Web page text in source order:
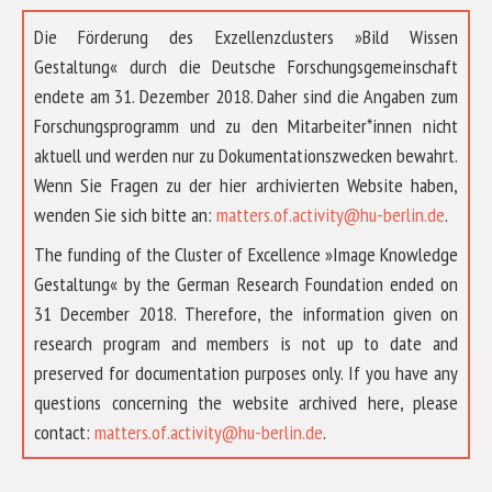
Die Förderung des Exzellenzclusters »Bild Wissen
Gestaltung« durch die Deutsche Forschungsgemeinschaft
endete am 31. Dezember 2018. Daher sind die Angaben zum
Forschungsprogramm und zu den Mitarbeiter*innen nicht
aktuell und werden nur zu Dokumentationszwecken bewahrt.
Wenn Sie Fragen zu der hier archivierten Website haben,
wenden Sie sich bitte an: matters.of.activity@hu-berlin.de.
The funding of the Cluster of Excellence »Image Knowledge
Gestaltung« by the German Research Foundation ended on
31 December 2018. Therefore, the information given on
research program and members is not up to date and
preserved for documentation purposes only. If you have any
questions concerning the website archived here, please
contact: matters.of.activity@hu-berlin.de.
ÜBER UNS